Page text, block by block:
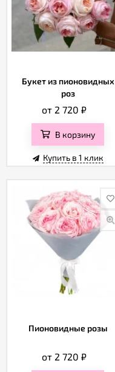
Букет из пионовидных
роз
от 2 720₽
В корзину
Купить в 1 клик
Пионовидные розы
от 2 720₽